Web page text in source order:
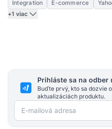
Integration E-commerce
+1 viac
Prihláste sa na odber
Buďte prvý, kto sa dozvie
aktualizáciách produktu.
E-mailová adresa